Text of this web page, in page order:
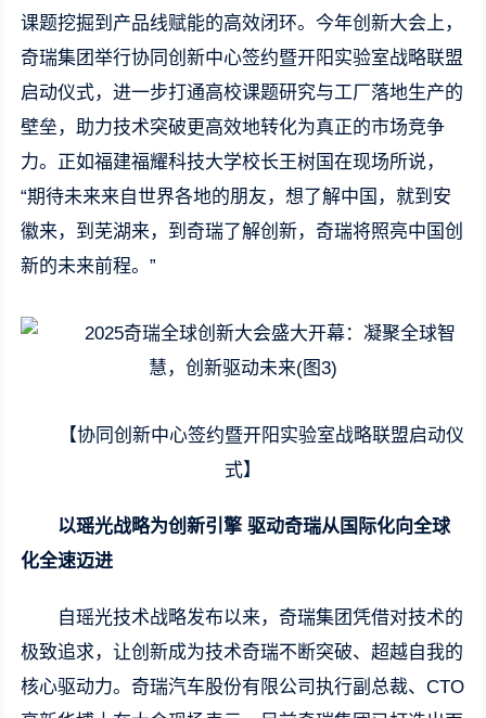
课题挖掘到产品线赋能的高效闭环。今年创新大会上，
奇瑞集团举行协同创新中心签约暨开阳实验室战略联盟
启动仪式，进一步打通高校课题研究与工厂落地生产的
壁垒，助力技术突破更高效地转化为真正的市场竞争
力。正如福建福耀科技大学校长王树国在现场所说，
“期待未来来自世界各地的朋友，想了解中国，就到安
徽来，到芜湖来，到奇瑞了解创新，奇瑞将照亮中国创
新的未来前程。”
【协同创新中心签约暨开阳实验室战略联盟启动仪
式】
以瑶光战略为创新引擎 驱动奇瑞从国际化向全球
化全速迈进
自瑶光技术战略发布以来，奇瑞集团凭借对技术的
极致追求，让创新成为技术奇瑞不断突破、超越自我的
核心驱动力。奇瑞汽车股份有限公司执行副总裁、CTO